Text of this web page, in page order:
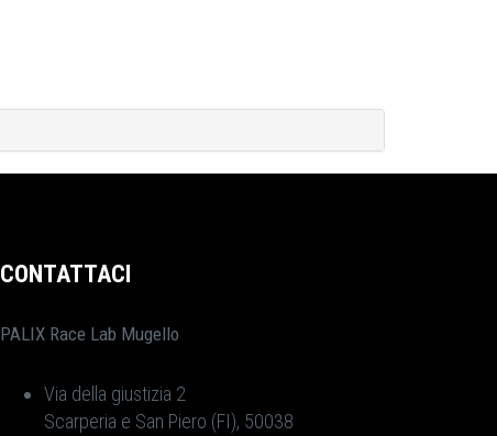
CONTATTACI
PALIX Race Lab Mugello
Via della giustizia 2
Scarperia e San Piero (FI), 50038